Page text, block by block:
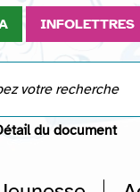
INFOLETTRES
du document